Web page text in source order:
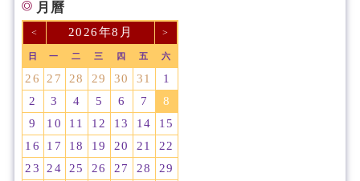
月曆
< 2026年8月 >
日 一 二 三 四 五 六
26 27 28 29 30 31
1
2
3 4 5 6 7
8
9
10 11 12 13 14
15
16
17 18 19 20 21
22
23
24 25 26 27 28
29